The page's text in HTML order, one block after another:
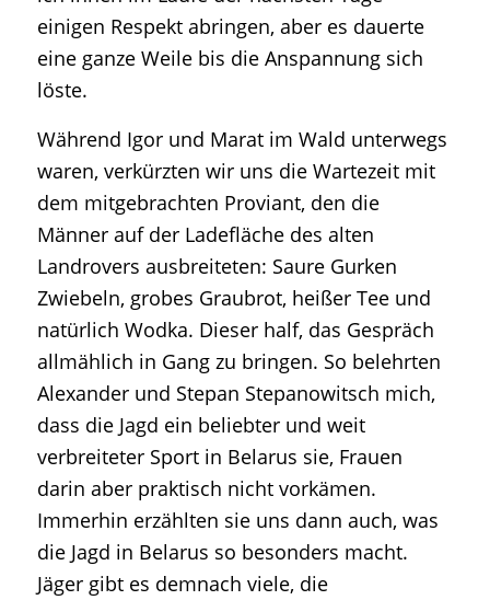
einigen Respekt abringen, aber es dauerte
eine ganze Weile bis die Anspannung sich
löste.
Während Igor und Marat im Wald unterwegs
waren, verkürzten wir uns die Wartezeit mit
dem mitgebrachten Proviant, den die
Männer auf der Ladefläche des alten
Landrovers ausbreiteten: Saure Gurken
Zwiebeln, grobes Graubrot, heißer Tee und
natürlich Wodka. Dieser half, das Gespräch
allmählich in Gang zu bringen. So belehrten
Alexander und Stepan Stepanowitsch mich,
dass die Jagd ein beliebter und weit
verbreiteter Sport in Belarus sie, Frauen
darin aber praktisch nicht vorkämen.
Immerhin erzählten sie uns dann auch, was
die Jagd in Belarus so besonders macht.
Jäger gibt es demnach viele, die